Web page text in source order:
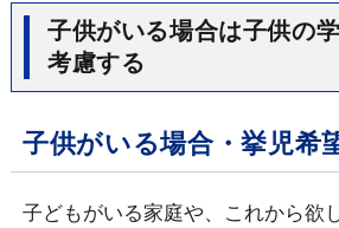
子供がいる場合は子供の
考慮する
子供がいる場合・挙児希
子どもがいる家庭や、これから欲